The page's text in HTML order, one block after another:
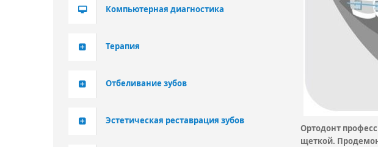
Компьютерная диагностика
Терапия
Отбеливание зубов
Эстетическая реставрация зубов
Ортодонт
щеткой.